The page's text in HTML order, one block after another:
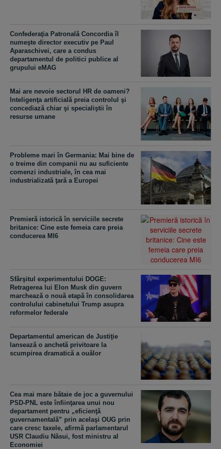
Confederaţia Patronală Concordia îl
numeşte director executiv pe Paul
Aparaschivei, care a condus
departamentul de politici publice al
grupului eMAG
Mai are nevoie sectorul HR de oameni?
Inteligenţa artificială preia controlul şi
concediază chiar şi specialiştii în
resurse umane
Probleme mari în Germania: Mai bine de
o treime din companii nu au suficiente
comenzi industriale, în cea mai
industrializată ţară a Europei
Premieră istorică în serviciile secrete
britanice: Cine este femeia care preia
conducerea MI6
Sfârşitul experimentului DOGE:
Retragerea lui Elon Musk din guvern
marchează o nouă etapă în consolidarea
controlului cabinetului Trump asupra
reformelor federale
Departamentul american de Justiţie
lansează o anchetă privitoare la
scumpirea dramatică a ouălor
Cea mai mare bătaie de joc a guvernului
PSD-PNL este înfiinţarea unui nou
departament pentru „eficienţă
guvernamentală” prin acelaşi OUG prin
care cresc taxele, afirmă parlamentarul
USR Claudiu Năsui, fost ministru al
Economiei